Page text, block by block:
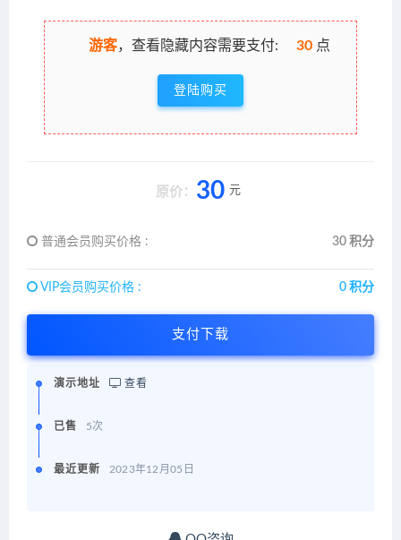
游客，查看隐藏内容需要支付: 30 点
登陆购买
原价： 30 元
普通会员购买价格 : 30 积分
VIP会员购买价格 : 0 积分
支付下载
演示地址 查看
已售 5次
最近更新 2023年12月05日